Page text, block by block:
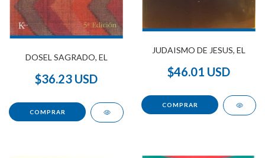
DOSEL SAGRADO, EL
$36.23 USD
JUDAISMO DE JESUS, EL
$46.01 USD